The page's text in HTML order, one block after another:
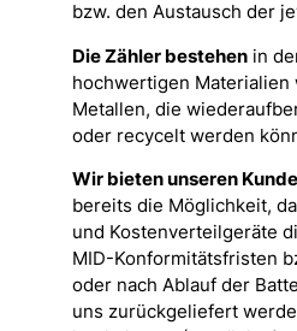
bzw. den Austausch der
Die Zähler bestehenin
hochwertigen Materialien
Metallen, die
oder recycelt werden
Wir bieten unseren
bereits die Möglichkeit,
und Kostenverteilgeräte
MID-Konformitätsfristen
oder nach Ablauf der
uns zurückgeliefert